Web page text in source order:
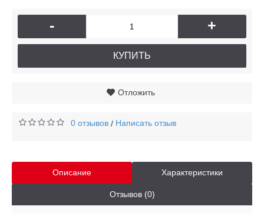
- +
КУПИТЬ
Отложить
0 отзывов / Написать отзыв
Описание Характеристики
Отзывов (0)